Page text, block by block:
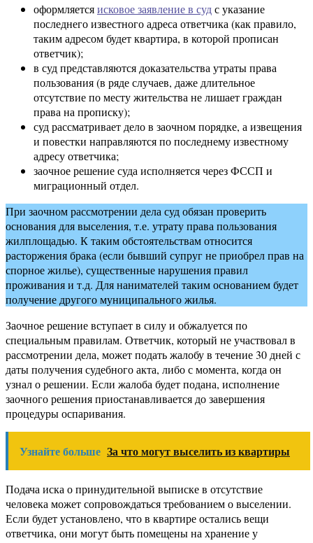
оформляетсяисковое заявление в судс указание
последнего известного адреса ответчика (как правило,
таким адресом будет квартира, в которой прописан
ответчик);
в суд представляются доказательства утраты права
пользования (в ряде случаев, даже длительное
отсутствие по месту жительства не лишает граждан
права на прописку);
суд рассматривает дело в заочном порядке, а извещения
и повестки направляются по последнему известному
адресу ответчика;
заочное решение суда исполняется через ФССП и
миграционный отдел.
При заочном рассмотрении дела суд обязан проверить
основания для выселения, т.е. утрату права пользования
жилплощадью. К таким обстоятельствам относится
расторжения брака (если бывший супруг не приобрел прав на
спорное жилье), существенные нарушения правил
проживания и т.д. Для нанимателей таким основанием будет
получение другого муниципального жилья.
Заочное решение вступает в силу и обжалуется по
специальным правилам. Ответчик, который не участвовал в
рассмотрении дела, может подать жалобу в течение 30 дней с
даты получения судебного акта, либо с момента, когда он
узнал о решении. Если жалоба будет подана, исполнение
заочного решения приостанавливается до завершения
процедуры оспаривания.
Узнайте больше За что могут выселить из квартиры
Подача иска о принудительной выписке в отсутствие
человека может сопровождаться требованием о выселении.
Если будет установлено, что в квартире остались вещи
ответчика, они могут быть помещены на хранение у